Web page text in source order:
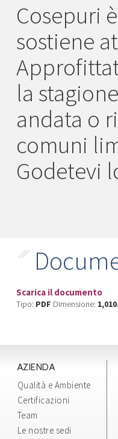
Cosepuri
sostiene
la
andata o
comuni
Godetevi
Scarica il documento
Tipo: PDF Dimensione:
AZIENDA
Qualità e Ambiente
Certificazioni
Team
Le nostre sedi